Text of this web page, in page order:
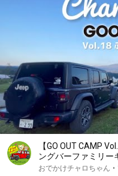
【GO OUT CAMP Vol.18前夜祭】新幕初張り！スプリ
ングバーファミリー
おでかけチャロちゃん •